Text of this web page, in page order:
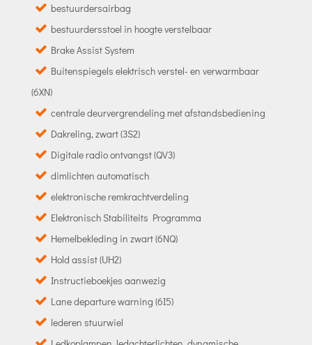
bestuurdersairbag
bestuurdersstoel in hoogte verstelbaar
Brake Assist System
Buitenspiegels elektrisch verstel- en verwarmbaar
(6XN)
centrale deurvergrendeling met afstandsbediening
Dakreling, zwart (3S2)
Digitale radio ontvangst (QV3)
dimlichten automatisch
elektronische remkrachtverdeling
Elektronisch Stabiliteits Programma
Hemelbekleding in zwart (6NQ)
Hold assist (UH2)
Instructieboekjes aanwezig
Lane departure warning (6I5)
lederen stuurwiel